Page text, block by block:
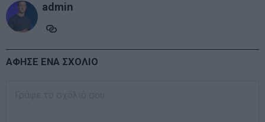
admin
ΑΦΗΣΕ ΕΝΑ ΣΧΟΛΙΟ